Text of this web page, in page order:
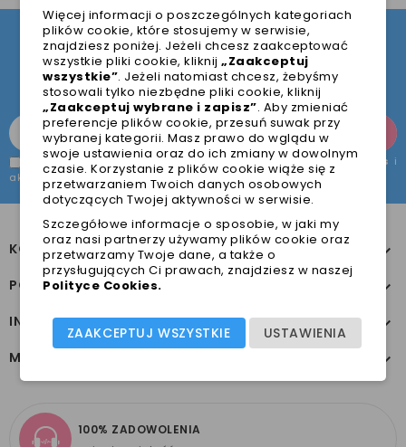
DOŁĄCZ DO NASZEGO NEWSLETTERA!
Pamiętaj, że w każdej chwili możesz zrezygnować z
subskrypcji.
Zapoznałem/łam się z treściąPolityki prywatności & Cookies i
akceptuję jej treść. *
KONTAKT Z NAMI 
POMOC 
INFORMACJE 
MOJE KONTO 
100% ZADOWOLENIA
Więcej informacji o poszczególnych kategoriach
plików cookie, które stosujemy w serwisie,
znajdziesz poniżej. Jeżeli chcesz zaakceptować
wszystkie pliki cookie, kliknij„Zaakceptuj
wszystkie”. Jeżeli natomiast chcesz, żebyśmy
stosowali tylko niezbędne pliki cookie, kliknij
„Zaakceptuj wybrane i zapisz”. Aby zmieniać
preferencje plików cookie, przesuń suwak przy
wybranej kategorii. Masz prawo do wglądu w
swoje ustawienia oraz do ich zmiany w dowolnym
czasie. Korzystanie z plików cookie wiąże się z
przetwarzaniem Twoich danych osobowych
dotyczących Twojej aktywności w serwisie.
Szczegółowe informacje o sposobie, w jaki my
oraz nasi partnerzy używamy plików cookie oraz
przetwarzamy Twoje dane, a także o
przysługujących Ci prawach, znajdziesz w naszej
Polityce Cookies.
USTAWIENIA
ZAAKCEPTUJ WSZYSTKIE